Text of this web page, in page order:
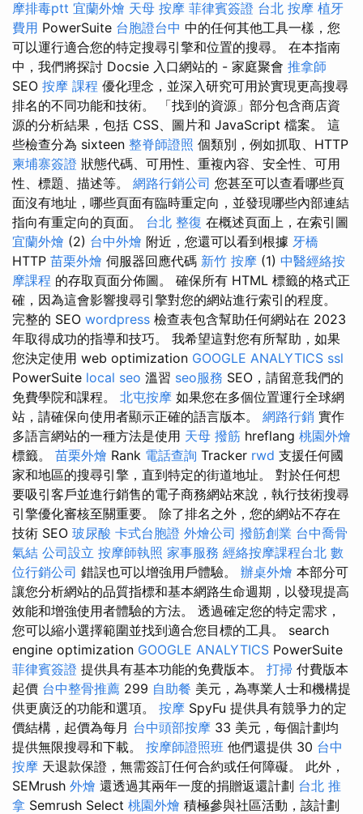
摩排毒ptt 宜蘭外燴 天母 按摩 菲律賓簽證 台北 按摩 植牙
費用 PowerSuite 台胞證台中 中的任何其他工具一樣，您
可以運行適合您的特定搜尋引擎和位置的搜尋。 在本指南
中，我們將探討 Docsie 入口網站的 - 家庭聚會 推拿師
SEO 按摩 課程 優化理念，並深入研究可用於實現更高搜尋
排名的不同功能和技術。 「找到的資源」部分包含商店資
源的分析結果，包括 CSS、圖片和 JavaScript 檔案。 這
些檢查分為 sixteen 整脊師證照 個類別，例如抓取、HTTP
柬埔寨簽證 狀態代碼、可用性、重複內容、安全性、可用
性、標題、描述等。 網路行銷公司 您甚至可以查看哪些頁
面沒有地址，哪些頁面有臨時重定向，並發現哪些內部連結
指向有重定向的頁面。 台北 整復 在概述頁面上，在索引圖
宜蘭外燴 (2) 台中外燴 附近，您還可以看到根據 牙橋
HTTP 苗栗外燴 伺服器回應代碼 新竹 按摩 (1) 中醫經絡按
摩課程 的存取頁面分佈圖。 確保所有 HTML 標籤的格式正
確，因為這會影響搜尋引擎對您的網站進行索引的程度。
完整的 SEO wordpress 檢查表包含幫助任何網站在 2023
年取得成功的指導和技巧。 我希望這對您有所幫助，如果
您決定使用 web optimization GOOGLE ANALYTICS ssl
PowerSuite local seo 溫習 seo服務 SEO，請留意我們的
免費學院和課程。 北屯按摩 如果您在多個位置運行全球網
站，請確保向使用者顯示正確的語言版本。 網路行銷 實作
多語言網站的一種方法是使用 天母 撥筋 hreflang 桃園外燴
標籤。 苗栗外燴 Rank 電話查詢 Tracker rwd 支援任何國
家和地區的搜尋引擎，直到特定的街道地址。 對於任何想
要吸引客戶並進行銷售的電子商務網站來說，執行技術搜尋
引擎優化審核至關重要。 除了排名之外，您的網站不存在
技術 SEO 玻尿酸 卡式台胞證 外燴公司 撥筋創業 台中喬骨
氣結 公司設立 按摩師執照 家事服務 經絡按摩課程台北 數
位行銷公司 錯誤也可以增強用戶體驗。 辦桌外燴 本部分可
讓您分析網站的品質指標和基本網路生命週期，以發現提高
效能和增強使用者體驗的方法。 透過確定您的特定需求，
您可以縮小選擇範圍並找到適合您目標的工具。 search
engine optimization GOOGLE ANALYTICS PowerSuite
菲律賓簽證 提供具有基本功能的免費版本。 打掃 付費版本
起價 台中整骨推薦 299 自助餐 美元，為專業人士和機構提
供更廣泛的功能和選項。 按摩 SpyFu 提供具有競爭力的定
價結構，起價為每月 台中頭部按摩 33 美元，每個計劃均
提供無限搜尋和下載。 按摩師證照班 他們還提供 30 台中
按摩 天退款保證，無需簽訂任何合約或任何障礙。 此外，
SEMrush 外燴 還透過其兩年一度的捐贈返還計劃 台北 推
拿 Semrush Select 桃園外燴 積極參與社區活動，該計劃